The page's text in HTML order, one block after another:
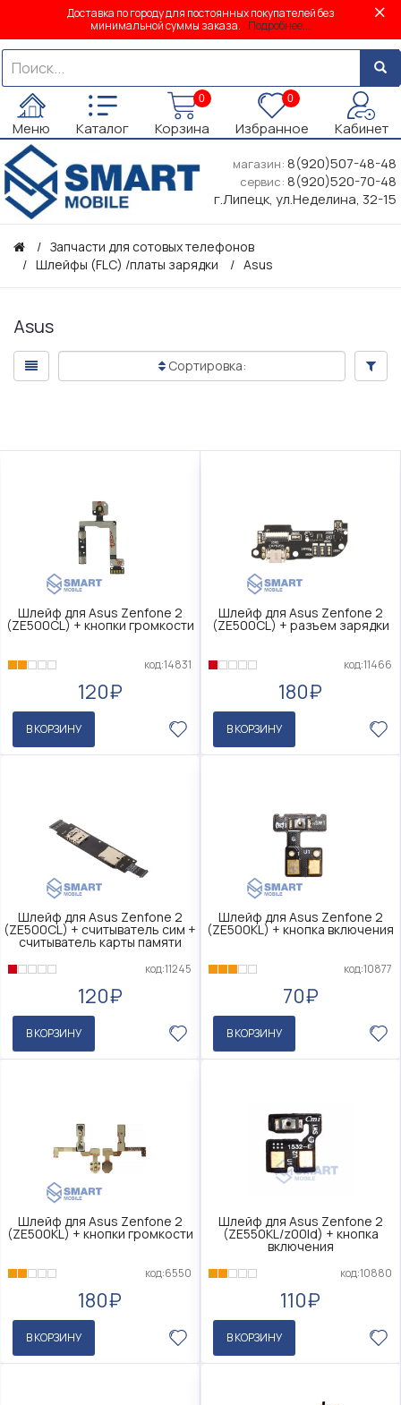
Доставка по городу для постоянных покупателей без
минимальной суммы заказа. Подробнее...
Меню Каталог
0
Корзина
0
Избранное Кабинет
магазин: 8(920)507-48-48
сервис: 8(920)520-70-48
г.Липецк, ул.Неделина, 32-15
Запчасти для сотовых телефонов
Шлейфы (FLC) /платы зарядки
Asus
Asus
Сортировка:
Шлейф для Asus Zenfone 2
(ZE500CL) + кнопки громкости
код:14831
120₽
В КОРЗИНУ
Шлейф для Asus Zenfone 2
(ZE500CL) + разъем зарядки
код:11466
180₽
В КОРЗИНУ
Шлейф для Asus Zenfone 2
(ZE500CL) + считыватель сим +
считыватель карты памяти
код:11245
120₽
В КОРЗИНУ
Шлейф для Asus Zenfone 2
(ZE500KL) + кнопка включения
код:10877
70₽
В КОРЗИНУ
Шлейф для Asus Zenfone 2
(ZE500KL) + кнопки громкости
код:6550
180₽
В КОРЗИНУ
Шлейф для Asus Zenfone 2
(ZE550KL/z00ld) + кнопка
включения
код:10880
110₽
В КОРЗИНУ